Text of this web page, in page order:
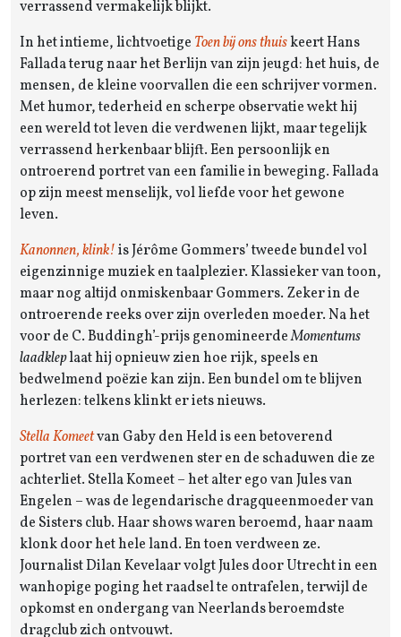
verrassend vermakelijk blijkt.
In het intieme, lichtvoetige Toen bij ons thuiskeert Hans
Fallada terug naar het Berlijn van zijn jeugd: het huis, de
mensen, de kleine voorvallen die een schrijver vormen.
Met humor, tederheid en scherpe observatie wekt hij
een wereld tot leven die verdwenen lijkt, maar tegelijk
verrassend herkenbaar blijft. Een persoonlijk en
ontroerend portret van een familie in beweging. Fallada
op zijn meest menselijk, vol liefde voor het gewone
leven.
Kanonnen, klink!is Jérôme Gommers’ tweede bundel vol
eigenzinnige muziek en taalplezier. Klassieker van toon,
maar nog altijd onmiskenbaar Gommers. Zeker in de
ontroerende reeks over zijn overleden moeder. Na het
voor de C. Buddingh’-prijs genomineerdeMomentums
laadkleplaat hij opnieuw zien hoe rijk, speels en
bedwelmend poëzie kan zijn. Een bundel om te blijven
herlezen: telkens klinkt er iets nieuws.
Stella Komeetvan Gaby den Held is een betoverend
portret van een verdwenen ster en de schaduwen die ze
achterliet. Stella Komeet – het alter ego van Jules van
Engelen – was de legendarische dragqueenmoeder van
de Sisters club. Haar shows waren beroemd, haar naam
klonk door het hele land. En toen verdween ze.
Journalist Dilan Kevelaar volgt Jules door Utrecht in een
wanhopige poging het raadsel te ontrafelen, terwijl de
opkomst en ondergang van Neerlands beroemdste
dragclub zich ontvouwt.